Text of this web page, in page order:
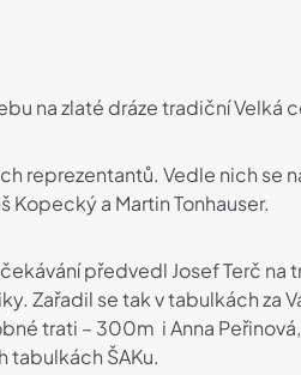
na zlaté dráze tradiční Velká
reprezentantů. Vedle nich
Kopecký a Martin Tonhauser.
předvedl Josef Terč na
Zařadil se tak v tabulkách za
trati – 300m i Anna
tabulkách ŠAKu.